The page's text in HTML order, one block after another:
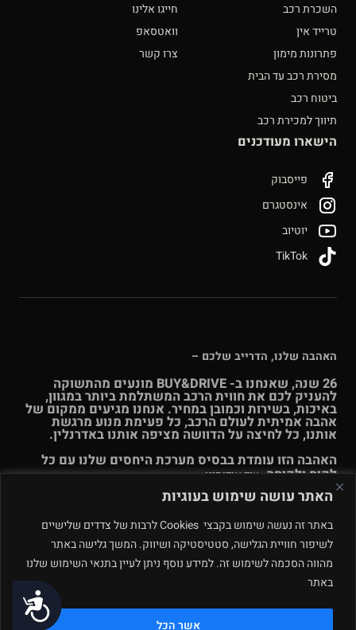
נגישות
האתר עושה שימוש בעוגיות
באתר זה נעשה שימוש בקבצי Cookies לרבות של צדדים שלישיים
לשיפור חוויית הגלישה, סטטיסטיקה ושיווק. המשך גלישה באתר
מהווה הסכמה לשימוש זה. למידע נוסף ניתן לעיין בתנאי השימוש שלנו
באתר
אשר הכל
השכרת רכב
טרייד אין
פתרונות מימון
מסירת רכב עד הבית
ביטוח רכב
תיווך למכירת רכב
חייגו אלינו
וואטסאפ
צרו קשר
הישארו מעודכנים
פייסבוק
אינסטגרם
יוטיוב
האהבה שלנו, הדרייב שלכם –
26 שנה, שאנחנו ב- BUY&DRIVE מונעים מהתשוקה
להעניק לכם את חווית הרכב המשתלמת ביותר במגוון,
באיכות, בשירות וכמובן במחיר. אנחנו מגיעים ממקום של
אהבה אמיתית לעולם הרכב, כל פעימת מנוע מרגשת
אותנו, כל לחיצה על הדוושה מציפה אותנו באדרנלין.
האהבה הזו עומדת בבסיס מערכת היחסים שלנו עם כל
לקוח ולקוחה.עוד אודותינו >>
© Buy & Drive 2004-2026. כל הזכויות באתר זה שמורות. |
תקנון
תנאי שימוש|מדיניות פרטיות – ינואר 2026
רחוב המלאכה 4, מתחם
פולג, נתניה. ט.ל.ח.